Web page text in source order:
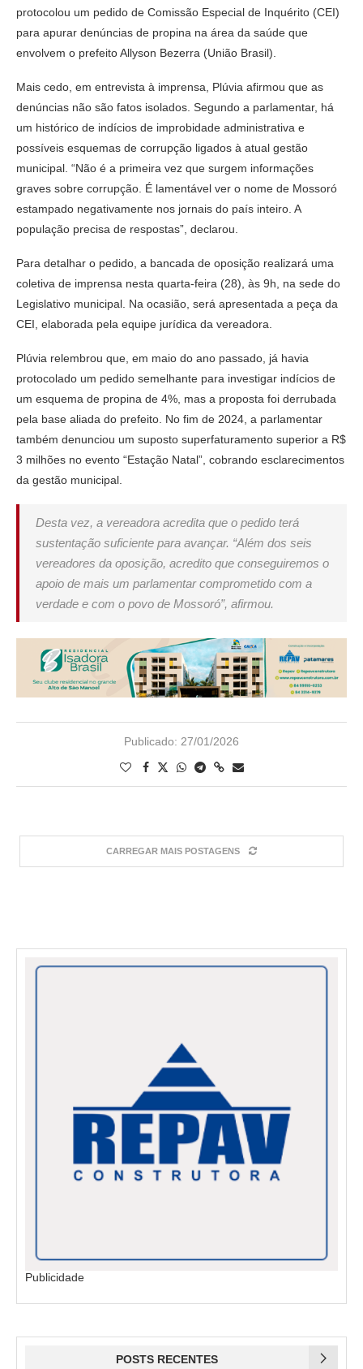
protocolou um pedido de Comissão Especial de Inquérito (CEI)
para apurar denúncias de propina na área da saúde que
envolvem o prefeito Allyson Bezerra (União Brasil).
Mais cedo, em entrevista à imprensa, Plúvia afirmou que as
denúncias não são fatos isolados. Segundo a parlamentar, há
um histórico de indícios de improbidade administrativa e
possíveis esquemas de corrupção ligados à atual gestão
municipal. “Não é a primeira vez que surgem informações
graves sobre corrupção. É lamentável ver o nome de Mossoró
estampado negativamente nos jornais do país inteiro. A
população precisa de respostas”, declarou.
Para detalhar o pedido, a bancada de oposição realizará uma
coletiva de imprensa nesta quarta-feira (28), às 9h, na sede do
Legislativo municipal. Na ocasião, será apresentada a peça da
CEI, elaborada pela equipe jurídica da vereadora.
Plúvia relembrou que, em maio do ano passado, já havia
protocolado um pedido semelhante para investigar indícios de
um esquema de propina de 4%, mas a proposta foi derrubada
pela base aliada do prefeito. No fim de 2024, a parlamentar
também denunciou um suposto superfaturamento superior a R$
3 milhões no evento “Estação Natal”, cobrando esclarecimentos
da gestão municipal.
Desta vez, a vereadora acredita que o pedido terá
sustentação suficiente para avançar. “Além dos seis
vereadores da oposição, acredito que conseguiremos o
apoio de mais um parlamentar comprometido com a
verdade e com o povo de Mossoró”, afirmou.
Publicado: 27/01/2026
CARREGAR MAIS POSTAGENS
Publicidade
POSTS RECENTES